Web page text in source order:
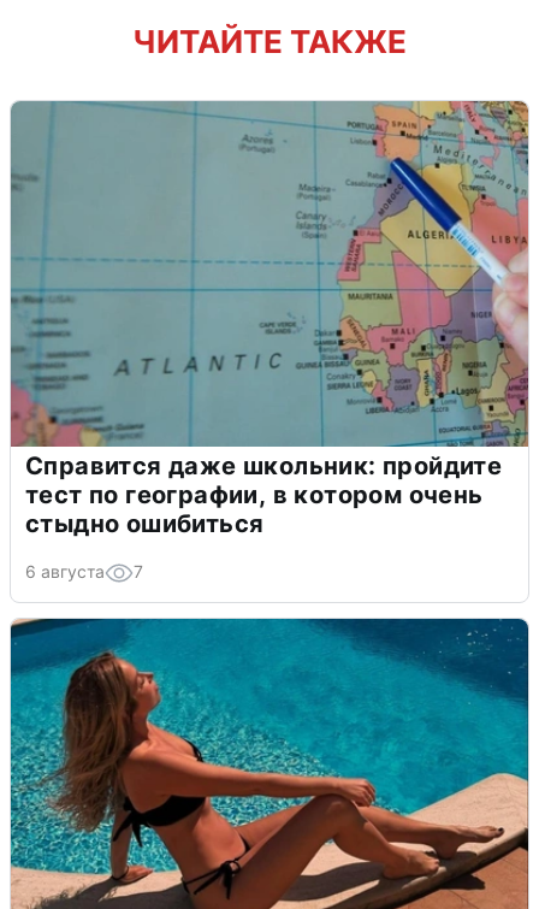
ЧИТАЙТЕ ТАКЖЕ
Справится даже школьник: пройдите
тест по географии, в котором очень
стыдно ошибиться
6 августа 7